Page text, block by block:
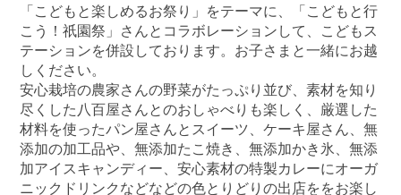
「こどもと楽しめるお祭り」をテーマに、「こどもと行
こう！祇園祭」さんと コラボレーションして、こどもス
テーションを併設してお ります。お子さまと一緒にお越
しください。
安心栽培の農家さんの野菜がたっぷり並び、素材を知り
尽 くした八百屋さんとのおしゃべりも楽しく、厳選した
材料を使ったパン屋さんとスイーツ、ケーキ屋さん、無
添加の加工品や、無添加たこ焼き、無添加かき氷、無添
加アイス キャンディー、安心素材の特製カレーにオーガ
ニックドリ ンクなどなどの色とりどりの出店ををお楽し